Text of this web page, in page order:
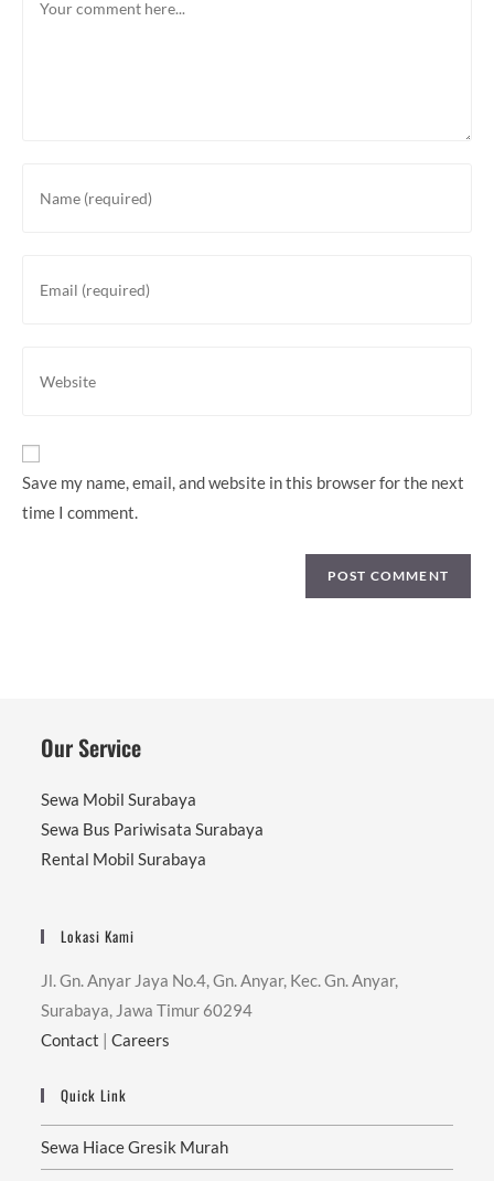
your
username
your
your
URL
Save my name, email, and website in this browser for the next
time I comment.
Our Service
Sewa Mobil Surabaya
Sewa Bus Pariwisata Surabaya
Rental Mobil Surabaya
Lokasi Kami
Jl. Gn. Anyar Jaya No.4, Gn. Anyar, Kec. Gn. Anyar,
Surabaya, Jawa Timur 60294
Contact |Careers
Quick Link
Sewa Hiace Gresik Murah